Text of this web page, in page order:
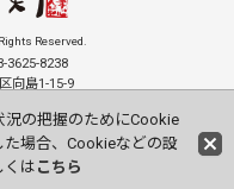
Reserved.
3625-8238
向島1-15-9
Store
況の把握のためにCookie
場合、Cookieなどの設
くは こちら